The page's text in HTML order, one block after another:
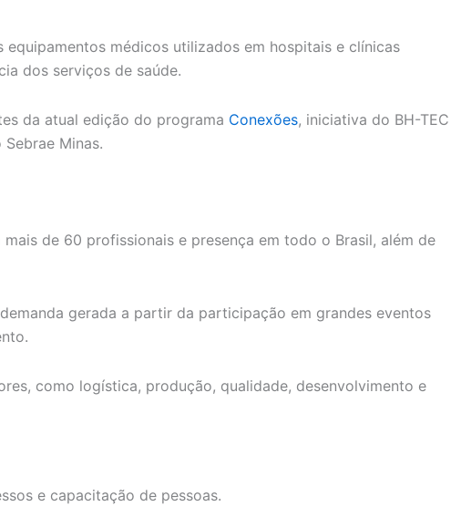
médicos utilizados em hospitais e clínicas
dos serviços de saúde.
da atual edição do programa Conexões, iniciativa do BH-TEC
Minas.
de 60 profissionais e presença em todo o Brasil, além de
gerada a partir da participação em grandes eventos
como logística, produção, qualidade, desenvolvimento e
e capacitação de pessoas.